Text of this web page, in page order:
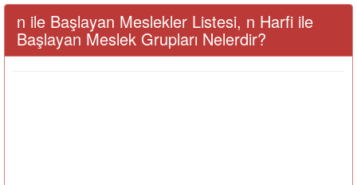
n ile Başlayan Meslekler Listesi, n Harfi ile
Başlayan Meslek Grupları Nelerdir?